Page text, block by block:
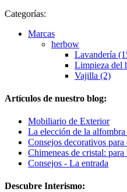
Categorías:
Marcas
herbow
Lavandería
Limpieza del
Vajilla (2)
Artículos de nuestro blog:
Mobiliario de Exterior
La elección de la alfombra
Consejos decorativos para
Chimeneas de cristal:
Consejos - La entrada
Descubre Interismo: